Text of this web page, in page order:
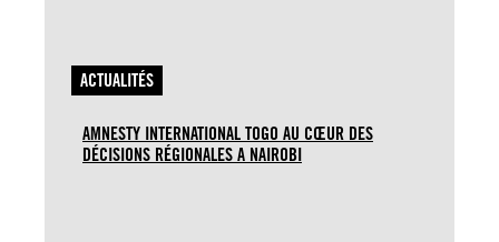
ACTUALITÉS
AMNESTY INTERNATIONAL TOGO AU CŒUR DES
DÉCISIONS RÉGIONALES A NAIROBI